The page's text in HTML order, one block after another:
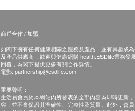
商戶合作 / 加盟
如閣下擁有任何健康相關之服務及產品，並有興趣成
及產品供應商，歡迎與健康網購 health.ESDlife業務發
回覆，為閣下提供更多有關合作詳情。
電郵: partnership@esdlife.com
重要聲明：
生活易會員於本網站內所發表的全部內容為即時更新
容，並不會保證其準確性、完整性及質量。此外，會